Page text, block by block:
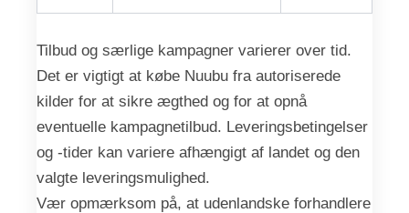
Tilbud og særlige kampagner varierer over tid.
Det er vigtigt at købe Nuubu fra autoriserede
kilder for at sikre ægthed og for at opnå
eventuelle kampagnetilbud. Leveringsbetingelser
og -tider kan variere afhængigt af landet og den
valgte leveringsmulighed.
Vær opmærksom på, at udenlandske forhandlere